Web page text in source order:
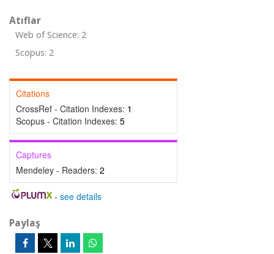
Atıflar
Web of Science: 2
Scopus: 2
Citations
CrossRef - Citation Indexes: 1
Scopus - Citation Indexes: 5
Captures
Mendeley - Readers: 2
- see details
Paylaş